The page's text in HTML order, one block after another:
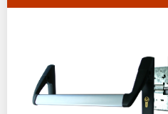
Покупателям